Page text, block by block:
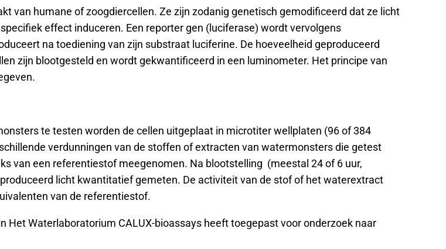
van humane of zoogdiercellen. Ze zijn zodanig genetisch gemodificeerd dat ze licht
effect induceren. Een reporter gen (luciferase) wordt vervolgens
na toediening van zijn substraat luciferine. De hoeveelheid geproduceerd
zijn blootgesteld en wordt gekwantificeerd in een luminometer. Het principe van
te testen worden de cellen uitgeplaat in microtiter wellplaten (96 of 384
verdunningen van de stoffen of extracten van watermonsters die getest
van een referentiestof meegenomen. Na blootstelling (meestal 24 of 6 uur,
licht kwantitatief gemeten. De activiteit van de stof of het waterextract
van de referentiestof.
Waterlaboratorium CALUX-bioassays heeft toegepast voor onderzoek naar